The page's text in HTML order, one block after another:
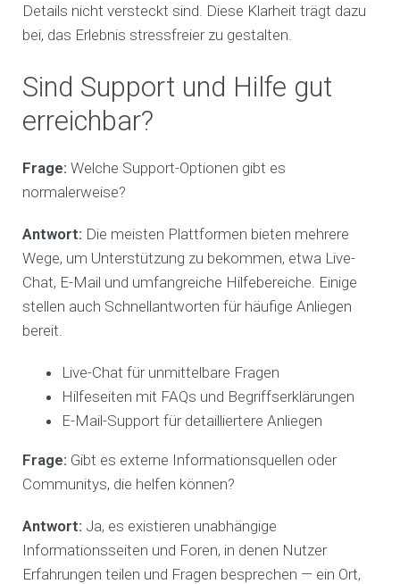
Details nicht versteckt sind. Diese Klarheit trägt dazu
bei, das Erlebnis stressfreier zu gestalten.
Sind Support und Hilfe gut
erreichbar?
Frage: Welche Support-Optionen gibt es
normalerweise?
Antwort: Die meisten Plattformen bieten mehrere
Wege, um Unterstützung zu bekommen, etwa Live-
Chat, E-Mail und umfangreiche Hilfebereiche. Einige
stellen auch Schnellantworten für häufige Anliegen
bereit.
Live-Chat für unmittelbare Fragen
Hilfeseiten mit FAQs und Begriffserklärungen
E-Mail-Support für detailliertere Anliegen
Frage: Gibt es externe Informationsquellen oder
Communitys, die helfen können?
Antwort: Ja, es existieren unabhängige
Informationsseiten und Foren, in denen Nutzer
Erfahrungen teilen und Fragen besprechen — ein Ort,